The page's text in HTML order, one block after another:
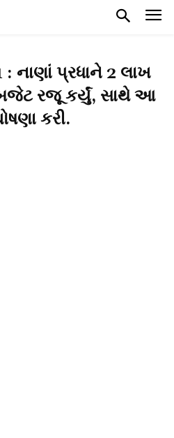
નાણાં પ્રધાને 2 લાખ
રજૂ કર્યું, સાથે આ
કરી.